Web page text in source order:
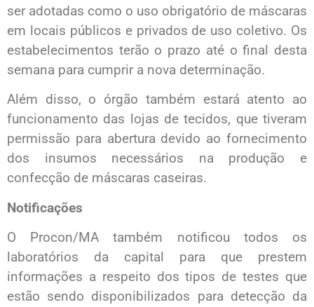
ser adotadas como o uso obrigatório de máscaras
em locais públicos e privados de uso coletivo. Os
estabelecimentos terão o prazo até o final desta
semana para cumprir a nova determinação.
Além disso, o órgão também estará atento ao
funcionamento das lojas de tecidos, que tiveram
permissão para abertura devido ao fornecimento
dos insumos necessários na produção e
confecção de máscaras caseiras.
Notificações
O Procon/MA também notificou todos os
laboratórios da capital para que prestem
informações a respeito dos tipos de testes que
estão sendo disponibilizados para detecção da